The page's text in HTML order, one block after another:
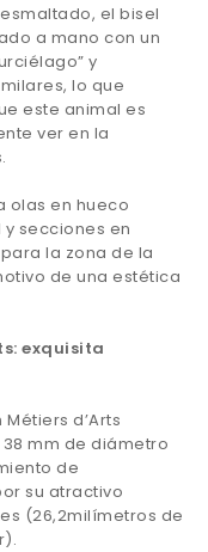
el bisel
a mano con un
y
lo que
este animal es
ver en la
olas en hueco
secciones en
la zona de la
de una estética
exquisita
d’Arts
mm de diámetro
de
su atractivo
(26,2milímetros de